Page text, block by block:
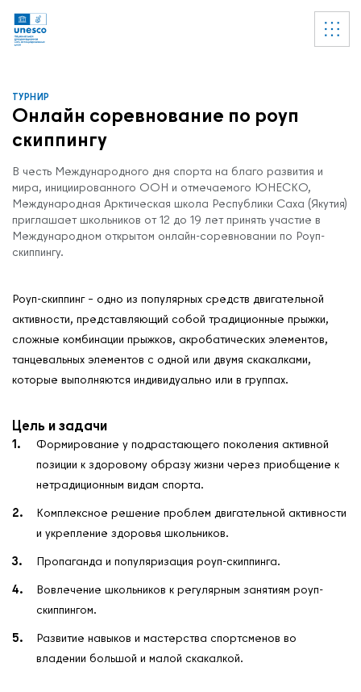
ТУРНИР
Онлайн соревнование по роуп
скиппингу
В честь Международного дня спорта на благо развития и
мира, инициированного ООН и отмечаемого ЮНЕСКО,
Международная Арктическая школа Республики Саха (Якутия)
приглашает школьников от 12 до 19 лет принять участие в
Международном открытом онлайн-соревновании по Роуп-
скиппингу.
Роуп-скиппинг – одно из популярных средств двигательной
активности, представляющий собой традиционные прыжки,
сложные комбинации прыжков, акробатических элементов,
танцевальных элементов с одной или двумя скакалками,
которые выполняются индивидуально или в группах.
Цель и задачи
Формирование у подрастающего поколения активной
позиции к здоровому образу жизни через приобщение к
нетрадиционным видам спорта.
Комплексное решение проблем двигательной активности
и укрепление здоровья школьников.
Пропаганда и популяризация роуп-скиппинга.
Вовлечение школьников к регулярным занятиям роуп-
скиппингом.
Развитие навыков и мастерства спортсменов во
владении большой и малой скакалкой.
Ссылки
УВЕДОМЛЕНИЕ
Список пуст